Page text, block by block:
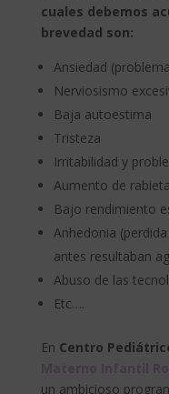
cuales debemos
brevedad son:
Ansiedad
Nerviosismo
Baja autoestima
Tristeza
Irritabilidad y
Aumento de
Bajo rendimiento
Anhedonia
antes resultaban
Abuso de las
Etc….
En Centro
un ambicioso